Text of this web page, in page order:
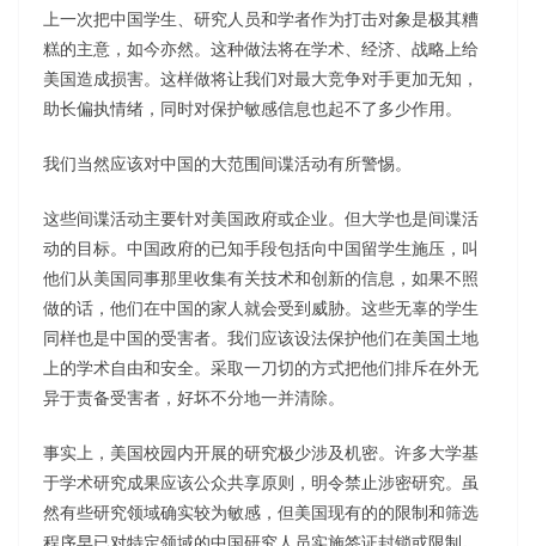
上一次把中国学生、研究人员和学者作为打击对象是极其糟
糕的主意，如今亦然。这种做法将在学术、经济、战略上给
美国造成损害。这样做将让我们对最大竞争对手更加无知，
助长偏执情绪，同时对保护敏感信息也起不了多少作用。
我们当然应该对中国的大范围间谍活动有所警惕。
这些间谍活动主要针对美国政府或企业。但大学也是间谍活
动的目标。中国政府的已知手段包括向中国留学生施压，叫
他们从美国同事那里收集有关技术和创新的信息，如果不照
做的话，他们在中国的家人就会受到威胁。这些无辜的学生
同样也是中国的受害者。我们应该设法保护他们在美国土地
上的学术自由和安全。采取一刀切的方式把他们排斥在外无
异于责备受害者，好坏不分地一并清除。
事实上，美国校园内开展的研究极少涉及机密。许多大学基
于学术研究成果应该公众共享原则，明令禁止涉密研究。虽
然有些研究领域确实较为敏感，但美国现有的的限制和筛选
程序早已对特定领域的中国研究人员实施签证封锁或限制。